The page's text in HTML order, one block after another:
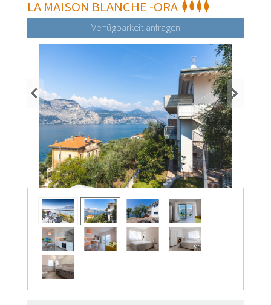
LA MAISON BLANCHE -ORA
Verfügbarkeit anfragen